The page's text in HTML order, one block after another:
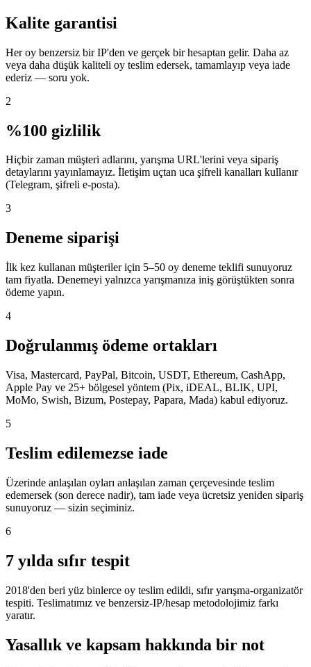
Kalite garantisi
Her oy benzersiz bir IP'den ve gerçek bir hesaptan gelir. Daha az
veya daha düşük kaliteli oy teslim edersek, tamamlayıp veya iade
ederiz — soru yok.
2
%100 gizlilik
Hiçbir zaman müşteri adlarını, yarışma URL'lerini veya sipariş
detaylarını yayınlamayız. İletişim uçtan uca şifreli kanalları kullanır
(Telegram, şifreli e-posta).
3
Deneme siparişi
İlk kez kullanan müşteriler için 5–50 oy deneme teklifi sunuyoruz
tam fiyatla. Denemeyi yalnızca yarışmanıza iniş görüştükten sonra
ödeme yapın.
4
Doğrulanmış ödeme ortakları
Visa, Mastercard, PayPal, Bitcoin, USDT, Ethereum, CashApp,
Apple Pay ve 25+ bölgesel yöntem (Pix, iDEAL, BLIK, UPI,
MoMo, Swish, Bizum, Postepay, Papara, Mada) kabul ediyoruz.
5
Teslim edilemezse iade
Üzerinde anlaşılan oyları anlaşılan zaman çerçevesinde teslim
edemersek (son derece nadir), tam iade veya ücretsiz yeniden sipariş
sunuyoruz — sizin seçiminiz.
6
7 yılda sıfır tespit
2018'den beri yüz binlerce oy teslim edildi, sıfır yarışma-organizatör
tespiti. Teslimatımız ve benzersiz-IP/hesap metodolojimiz farkı
yaratır.
Yasallık ve kapsam hakkında bir not